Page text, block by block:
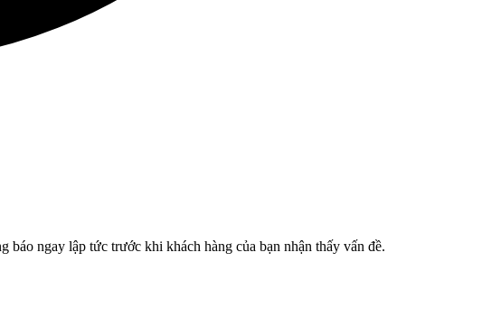
báo ngay lập tức trước khi khách hàng của bạn nhận thấy vấn đề.